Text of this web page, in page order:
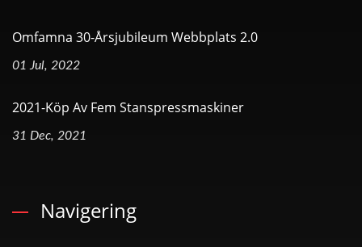
Omfamna 30-Årsjubileum Webbplats 2.0
01 Jul, 2022
2021-Köp Av Fem Stanspressmaskiner
31 Dec, 2021
Navigering